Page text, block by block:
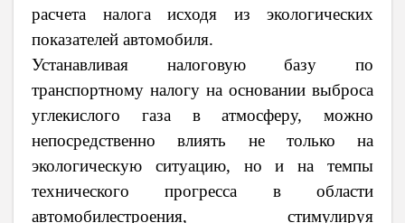
расчета налога исходя из экологических
показателей автомобиля.
Устанавливая налоговую базу по
транспортному налогу на основании выброса
углекислого газа в атмосферу, можно
непосредственно влиять не только на
экологическую ситуацию, но и на темпы
технического прогресса в области
автомобилестроения, стимулируя